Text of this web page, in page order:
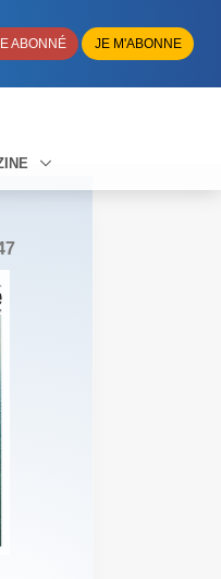
ABONNÉ JE M'ABONNE